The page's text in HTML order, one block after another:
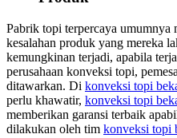
Pabrik topi terpercaya
kesalahan produk yang mereka
kemungkinan terjadi, apabila
perusahaan konveksi topi,
ditawarkan. Di konveksi topi
perlu khawatir, konveksi topi
memberikan garansi terbaik
dilakukan oleh tim konveksi topi